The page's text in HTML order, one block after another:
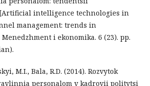
intelligence technologies in
management: trends in
i ekonomika. 6 (23). рр.
M.I., Bala, R.D. (2014). Rozvytok
personalom v kadrovii politytsi